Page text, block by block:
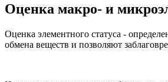
Оценка макро- и
Оценка элементного статуса -
обмена веществ и позволяют